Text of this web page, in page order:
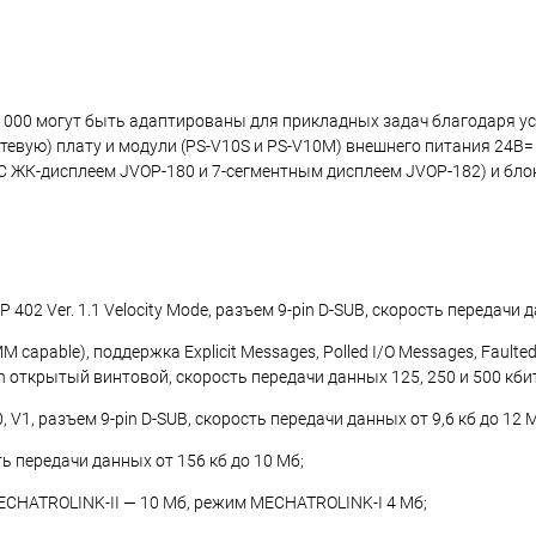
могут быть адаптированы для прикладных задач благодаря
плату и модули (PS-V10S и PS-V10M) внешнего питания
ЖК-дисплеем JVOP-180 и 7-сегментным дисплеем JVOP-182) и
402 Ver. 1.1 Velocity Mode, разъем9-pin D-SUB, скорость передачи
capable), поддержка Explicit Messages, Polled I/O Messages,
открытый винтовой, скорость передачи данных 125, 250 и 500
V1, разъем9-pin D-SUB, скорость передачи данных от 9,6 кб до 12
передачи данных от 156 кб до 10 Мб;
II — 10 Мб, режим MECHATROLINK-I 4 Мб;